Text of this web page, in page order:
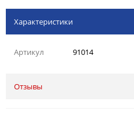
Характеристики
Артикул 91014
Отзывы